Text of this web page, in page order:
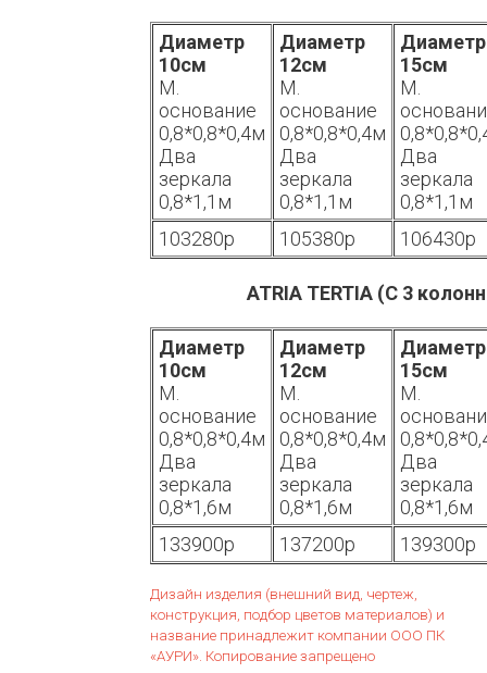
Диаметр
10см
М.
основание
0,8*0,8*0,4м
Два
зеркала
0,8*1,1м
Диаметр
12см
М.
основание
0,8*0,8*0,4м
Два
зеркала
0,8*1,1м
Диаметр
15см
М.
Два
зеркала
0,8*1,1м
103280р
105380р 106430р
ATRIA TERTIA (С 3
Диаметр
10см
М.
основание
0,8*0,8*0,4м
Два
зеркала
0,8*1,6м
Диаметр
12см
М.
основание
0,8*0,8*0,4м
Два
зеркала
0,8*1,6м
Диаметр
15см
М.
Два
зеркала
0,8*1,6м
133900р
137200р 139300р
Дизайн изделия (внешний вид, чертеж,
конструкция, подбор цветов материалов) и
название принадлежит компании ООО ПК
«АУРИ». Копирование запрещено